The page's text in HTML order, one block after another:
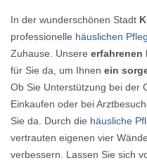
In der wunderschönen Stadt
professionelle häuslichen
Zuhause. Unsere erfahrenen
für Sie da, um Ihnen ein
Ob Sie Unterstützung bei der
Einkaufen oder bei
Sie da. Durch die häusliche
vertrauten eigenen vier
verbessern. Lassen Sie sich